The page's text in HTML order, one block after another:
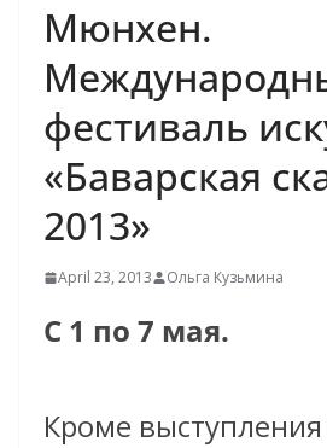
Мюнхен.
фестиваль
«Баварская
2013»
April 23, 2013 Ольга Кузьмина
С 1 по 7 мая.
Кроме